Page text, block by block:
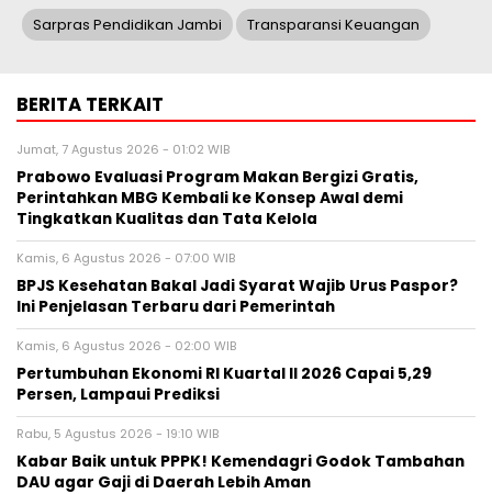
Sarpras Pendidikan Jambi Transparansi Keuangan
BERITA TERKAIT
Jumat, 7 Agustus 2026 - 01:02 WIB
Prabowo Evaluasi Program Makan Bergizi Gratis,
Perintahkan MBG Kembali ke Konsep Awal demi
Tingkatkan Kualitas dan Tata Kelola
Kamis, 6 Agustus 2026 - 07:00 WIB
BPJS Kesehatan Bakal Jadi Syarat Wajib Urus Paspor?
Ini Penjelasan Terbaru dari Pemerintah
Kamis, 6 Agustus 2026 - 02:00 WIB
Pertumbuhan Ekonomi RI Kuartal II 2026 Capai 5,29
Persen, Lampaui Prediksi
Rabu, 5 Agustus 2026 - 19:10 WIB
Kabar Baik untuk PPPK! Kemendagri Godok Tambahan
DAU agar Gaji di Daerah Lebih Aman